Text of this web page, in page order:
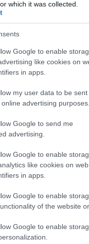
which it was collected.
Google to enable
like cookies on
in apps.
my user data to be sent
advertising purposes.
Google to send me
advertising.
Google to enable
like cookies on
in apps.
Google to enable
of the website
Google to enable
minket a
a Vasastól
NB II-esSzentlőrinc
)